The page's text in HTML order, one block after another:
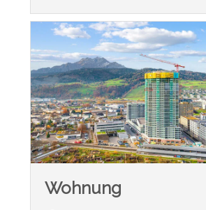
Wohnung